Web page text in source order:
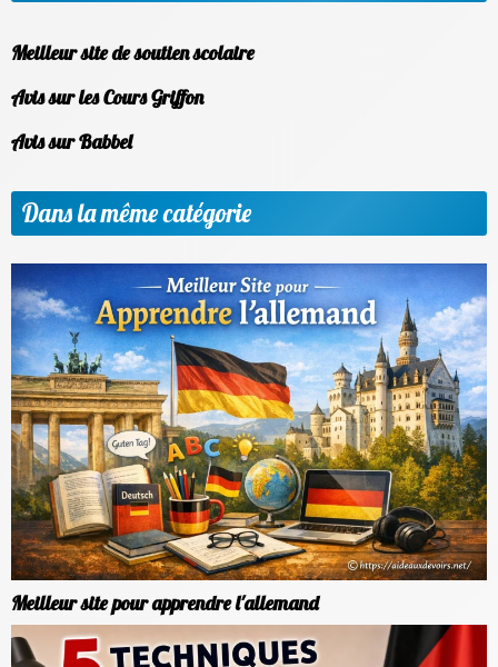
Meilleur site de soutien scolaire
Avis sur les Cours Griffon
Avis sur Babbel
Dans la même catégorie
Meilleur site pour apprendre l'allemand